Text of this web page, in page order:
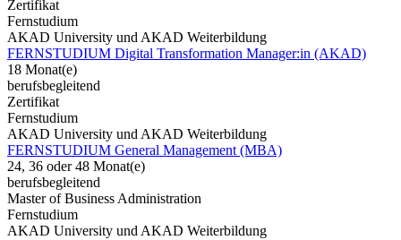
Zertifikat
Fernstudium
AKAD University und AKAD Weiterbildung
FERNSTUDIUM Digital Transformation Manager:in (AKAD)
18 Monat(e)
berufsbegleitend
Zertifikat
Fernstudium
AKAD University und AKAD Weiterbildung
FERNSTUDIUM General Management (MBA)
24, 36 oder 48 Monat(e)
berufsbegleitend
Master of Business Administration
Fernstudium
AKAD University und AKAD Weiterbildung